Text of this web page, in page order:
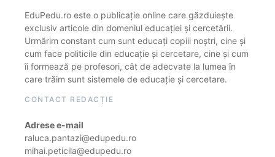
EduPedu.ro este o publicație online care găzduiește
exclusiv articole din domeniul educației și cercetării.
Urmărim constant cum sunt educați copiii noștri, cine și
cum face politicile din educație și cercetare, cine și cum
îi formează pe profesori, cât de adecvate la lumea în
care trăim sunt sistemele de educație și cercetare.
CONTACT REDACȚIE
Adrese e-mail
raluca.pantazi@edupedu.ro
mihai.peticila@edupedu.ro